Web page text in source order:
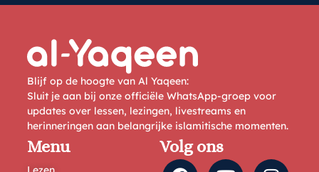
Blijf op de hoogte van Al Yaqeen:
Sluit je aan bij onze officiële WhatsApp-groep voor
updates over lessen, lezingen, livestreams en
herinneringen aan belangrijke islamitische momenten.
Menu Volg ons